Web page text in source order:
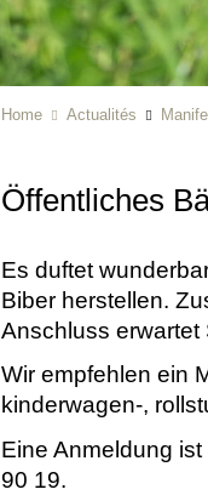
Home Actualités
Öffentliches
Es duftet
Biber herstellen.
Anschluss erwartet
Wir empfehlen ein
kinderwagen-,
Eine Anmeldung ist
90 19.